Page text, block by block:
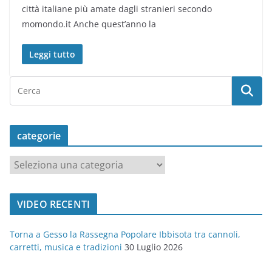
città italiane più amate dagli stranieri secondo
momondo.it Anche quest’anno la
Leggi tutto
categorie
a
t
o
r
VIDEO RECENTI
Torna a Gesso la Rassegna Popolare Ibbisota tra cannoli,
carretti, musica e tradizioni 30 Luglio 2026